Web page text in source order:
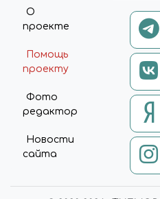
О
проекте
Помощь
проекту
Фото
редактор
Новости
сайта